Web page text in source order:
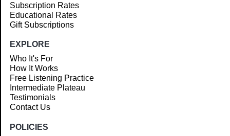
Subscription Rates
Educational Rates
Gift Subscriptions
EXPLORE
Who It's For
How It Works
Free Listening Practice
Intermediate Plateau
Testimonials
Contact Us
POLICIES